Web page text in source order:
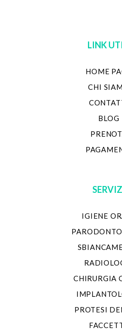
LINK
HOME
CHI
BLOG
IGIENE
CHIRURGIA
PROTESI